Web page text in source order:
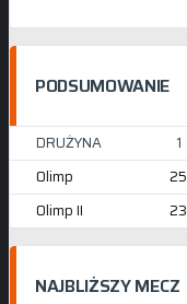
PODSUMOWANIE
DRUŻYNA 1
Olimp
25
Olimp II
23
NAJBLIŻSZY MECZ